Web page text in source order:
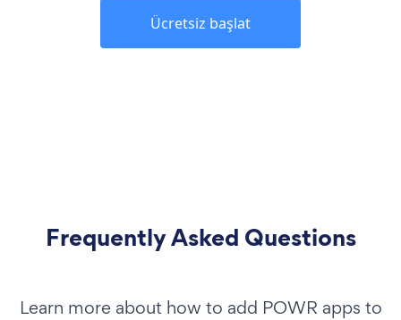
Ücretsiz başlat
Frequently Asked Questions
Learn more about how to add POWR apps to